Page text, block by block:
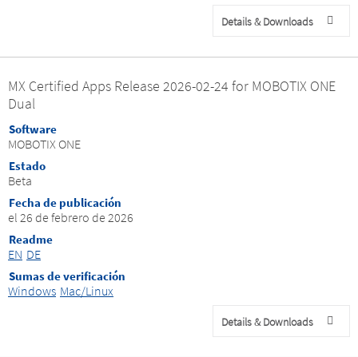
Details & Downloads
MX Certified Apps Release 2026-02-24 for MOBOTIX ONE
Dual
Software
MOBOTIX ONE
Estado
Beta
Fecha de publicación
el 26 de febrero de 2026
Readme
EN DE
Sumas de verificación
Windows Mac/Linux
Details & Downloads